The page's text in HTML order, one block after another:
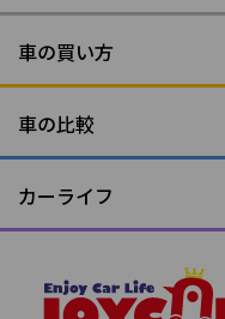
車の買い方
車の比較
カーライフ